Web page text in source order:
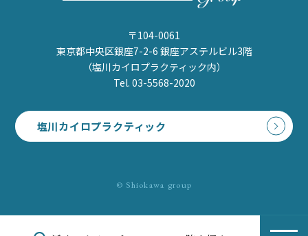
〒104-0061
東京都中央区銀座7-2-6 銀座アステルビル3階
（塩川カイロプラクティック内）
Tel. 03-5568-2020
塩川カイロプラクティック
© Shiokawa group